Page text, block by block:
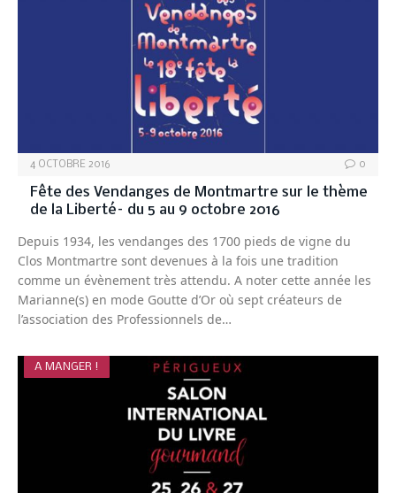
4 OCTOBRE 2016 0
Fête des Vendanges de Montmartre sur le thème
de la Liberté– du 5 au 9 octobre 2016
Depuis 1934, les vendanges des 1700 pieds de vigne du
Clos Montmartre sont devenues à la fois une tradition
comme un évènement très attendu. A noter cette année les
Marianne(s) en mode Goutte d’Or où sept créateurs de
l’association des Professionnels de…
A MANGER !